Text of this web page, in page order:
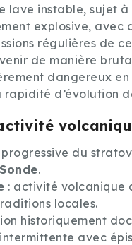
lave instable, sujet
explosive,
régulières de
de manière
dangereux
rapidité d’évolution
du
.
: activité volcanique
locales.
historiquement
avec